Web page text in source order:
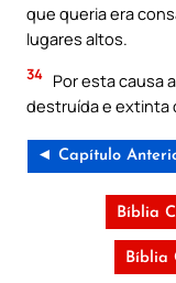
que queria era
lugares altos.
34 Por esta causa
destruída e extinta
◄ Capítulo
Bíblia
Bíblia